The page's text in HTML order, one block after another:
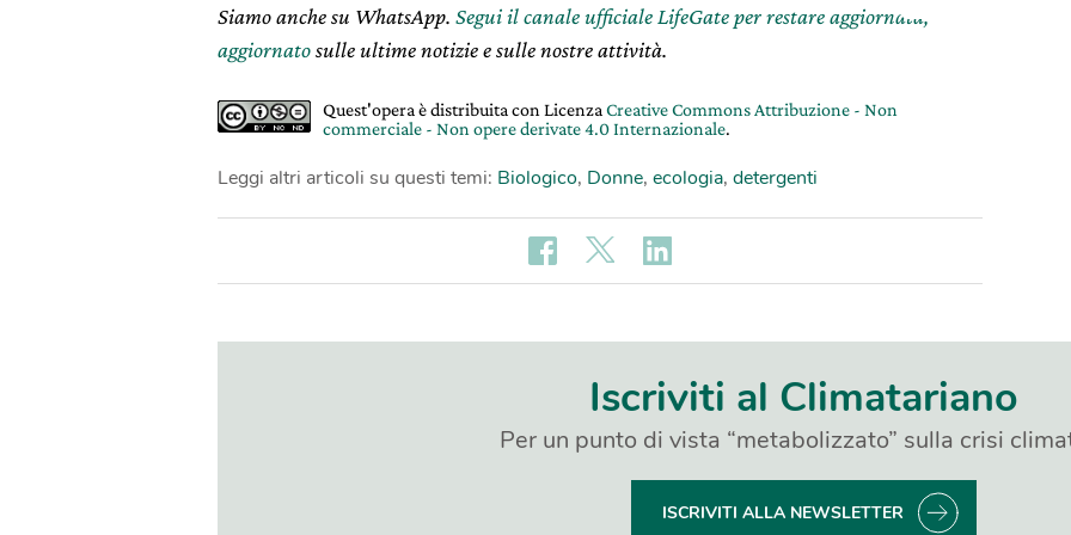
Siamo anche su WhatsApp. Segui il canale ufficiale LifeGate per restare aggiornata,
aggiornatosulle ultime notizie e sulle nostre attività.
Quest'opera è distribuita con Licenza Creative Commons Attribuzione - Non
commerciale - Non opere derivate 4.0 Internazionale.
Leggi altri articoli su questi temi: Biologico, Donne, ecologia, detergenti
Iscriviti al Climatariano
Per un punto di vista “metabolizzato” sulla crisi
ISCRIVITI ALLA NEWSLETTER